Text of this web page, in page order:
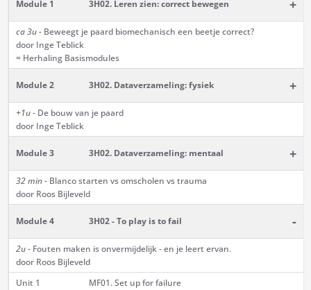
Module 1 3H02. Leren zien: correct bewegen +
ca 3u -Beweegt je paard biomechanisch een beetje correct?
door Inge Teblick
= Herhaling Basismodules
Module 2 3H02. Dataverzameling: fysiek +
+1u- De bouw van je paard
door Inge Teblick
Module 3 3H02. Dataverzameling: mentaal +
32 min -Blanco starten vs omscholen vs trauma
door Roos Bijleveld
Module 4 3H02 - To play is to fail -
2u -Fouten maken is onvermijdelijk - en je leert ervan.
door Roos Bijleveld
Unit 1
MF01. Set up for failure